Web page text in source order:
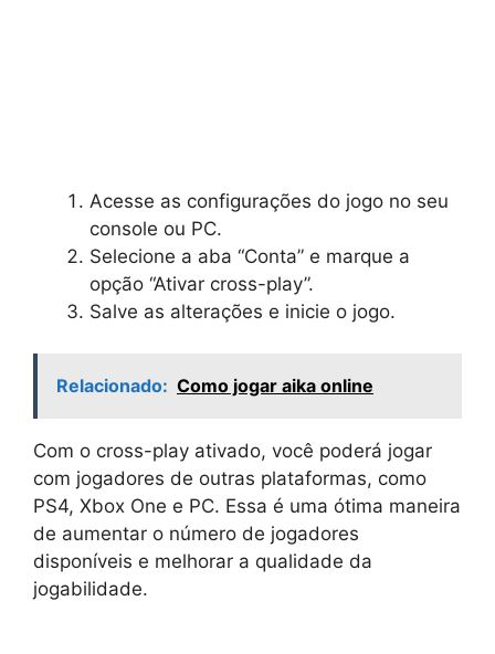
Acesse as configurações do jogo no seu
console ou PC.
Selecione a aba “Conta” e marque a
opção “Ativar cross-play”.
Salve as alterações e inicie o jogo.
Relacionado: Como jogar aika online
Com o cross-play ativado, você poderá jogar
com jogadores de outras plataformas, como
PS4, Xbox One e PC. Essa é uma ótima maneira
de aumentar o número de jogadores
disponíveis e melhorar a qualidade da
jogabilidade.